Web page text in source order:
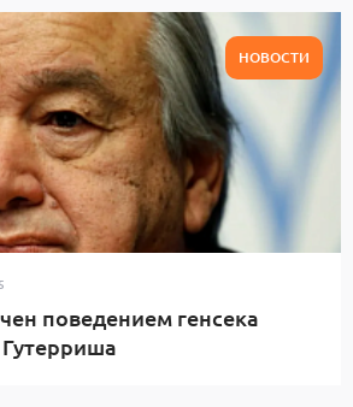
НОВОСТИ
поведением генсека